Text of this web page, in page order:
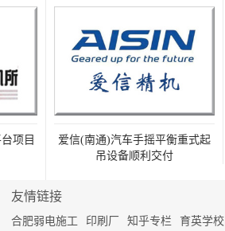
目
爱信(南通)汽车手摇平衡重式起
吊设备顺利交付
友情链接
合肥弱电施工 印刷厂 知乎专栏 育英学校